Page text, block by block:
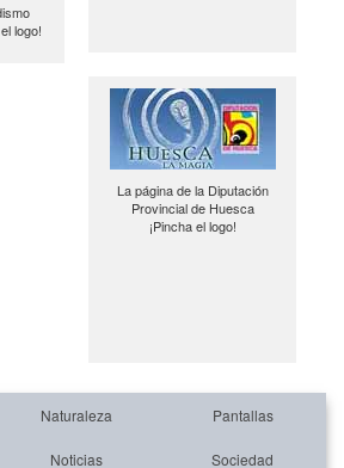
logo!
La página de la Diputación
Provincial de Huesca
¡Pincha el logo!
Naturaleza Pantallas
Noticias Sociedad